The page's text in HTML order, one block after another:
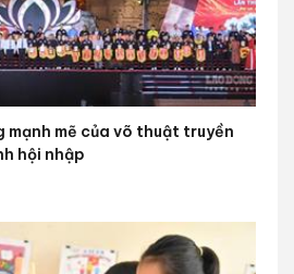
mạnh mẽ của võ thuật truyền
hội nhập